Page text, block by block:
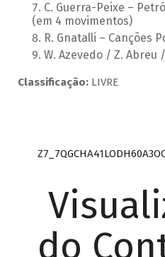
C. Guerra-Peixe –
(em 4 movimentos)
R. Gnatalli – Canções
W. Azevedo / Z. Abreu
Classificação:LIVRE
do